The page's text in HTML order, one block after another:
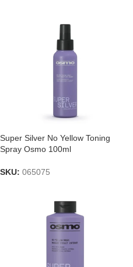
Super Silver No Yellow Toning
Spray Osmo 100ml
SKU: 065075